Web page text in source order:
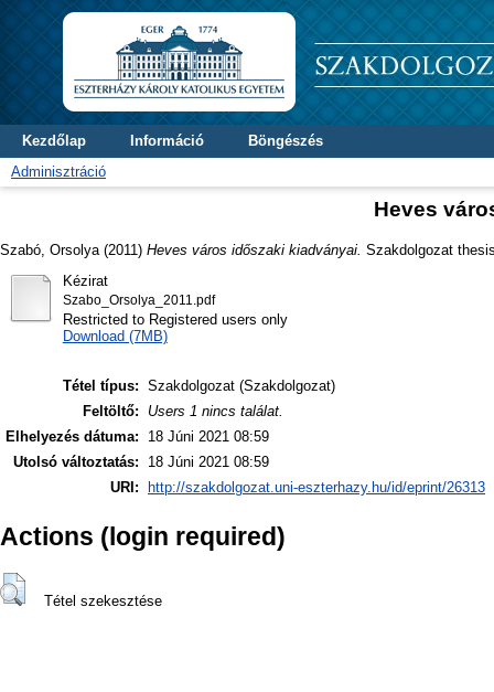
Kezdőlap Információ
Böngészés
Adminisztráció
Heves
Szabó, Orsolya (2011) Heves város időszaki kiadványai. Szakdolgozat
Kézirat
Szabo_Orsolya_2011.pdf
Restricted to Registered users only
Download (7MB)
Tétel típus: Szakdolgozat (Szakdolgozat)
Feltöltő:
Users 1 nincs találat.
Elhelyezés dátuma:
18 Júni 2021 08:59
Utolsó változtatás:
18 Júni 2021 08:59
URI:
http://szakdolgozat.uni-eszterhazy.hu/id/eprint/26313
Actions (login required)
Tétel szekesztése